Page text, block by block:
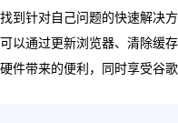
到针对自己问题的快速解决方
以通过更新浏览器、清除缓
件带来的便利，同时享受谷